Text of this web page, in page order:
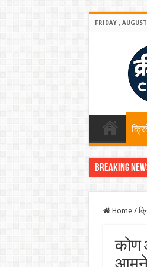
FRIDAY ,
Breaking
Home /
कोण